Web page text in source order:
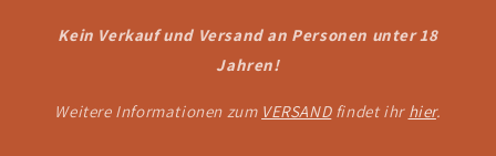
Kein Verkauf und Versand an Personen unter 18
Jahren!
Weitere Informationen zum VERSANDfindet ihr hier.